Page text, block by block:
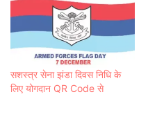
सशस्त्र सेना झंडा दिवस निधि के
लिए योगदान QR Code से